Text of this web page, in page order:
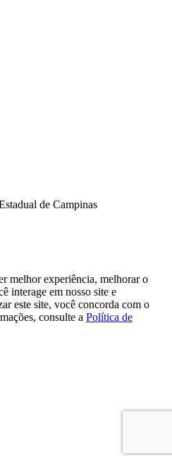
de Campinas
melhor experiência, melhorar o
interage em nosso site e
este site, você concorda com o
consulte a Política de